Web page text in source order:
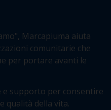
Marcapiuma aiuta
comunitarie che
per portare avanti le
e supporto per consentire
qualità della vita.